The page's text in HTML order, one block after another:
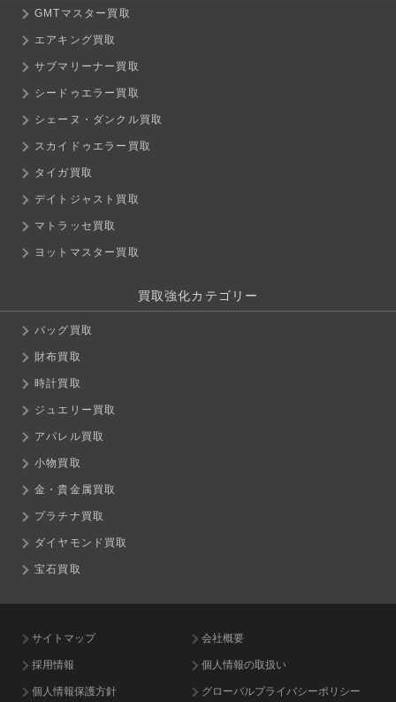
GMTマスター買取
エアキング買取
サブマリーナー買取
シードゥエラー買取
シェーヌ・ダンクル買取
スカイドゥエラー買取
タイガ買取
デイトジャスト買取
マトラッセ買取
ヨットマスター買取
買取強化カテゴリー
バッグ買取
財布買取
時計買取
ジュエリー買取
アパレル買取
小物買取
金・貴金属買取
プラチナ買取
ダイヤモンド買取
宝石買取
サイトマップ 会社概要
採用情報 個人情報の取扱い
個人情報保護方針 グローバルプライバシーポリシー